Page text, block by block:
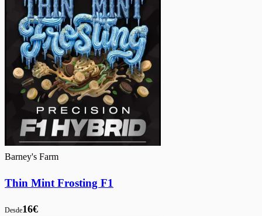
Barney's Farm
Thin Mint Frosting F1
Desde16€